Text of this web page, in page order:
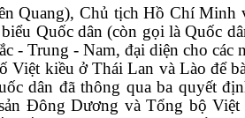
Quang), Chủ tịch Hồ Chí
Quốc dân (còn gọi là Quốc
- Trung - Nam, đại diện cho các
Việt kiều ở Thái Lan và Lào để
dân đã thông qua ba quyết
Đông Dương và Tổng bộ